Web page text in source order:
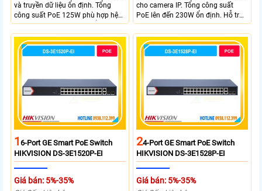
và truyền dữ liệu ổn định. Tổng
công suất PoE 125W phù hợp hệ
thống camera IP vừa. 2 cổng RJ45
Gigabit và 2 cổng quang SFP mở
rộng linh hoạt. Hỗ trợ truyền PoE
xa tối đa lên đến 300 mét.
cho camera IP. Tổng công suất
PoE lên đến 230W ổn định. Hỗ trợ
truyền PoE xa đến 300 mét. Băng
thông chuyển mạch đạt 68 Gbps
mạnh mẽ.
16-Port GE Smart PoE Switch
HIKVISION DS-3E1520P-EI
Giá bán: 5%-35%
24-Port GE Smart PoE Switch
HIKVISION DS-3E1528P-EI
Giá bán: 5%-35%